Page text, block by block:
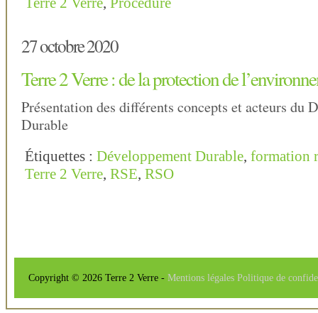
27 octobre 2020
Terre 2 Verre : de la protection de
Présentation des différents concepts et acteurs du
Durable
Étiquettes : Développement Durable, formation
Terre 2 Verre, RSE, RSO
Copyright © 2026 Terre 2 Verre - Mentions légales Politique de